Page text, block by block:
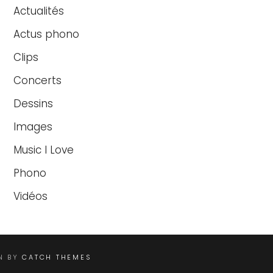
Actualités
Actus phono
Clips
Concerts
Dessins
Images
Music I Love
Phono
Vidéos
BYCATCH THEMES